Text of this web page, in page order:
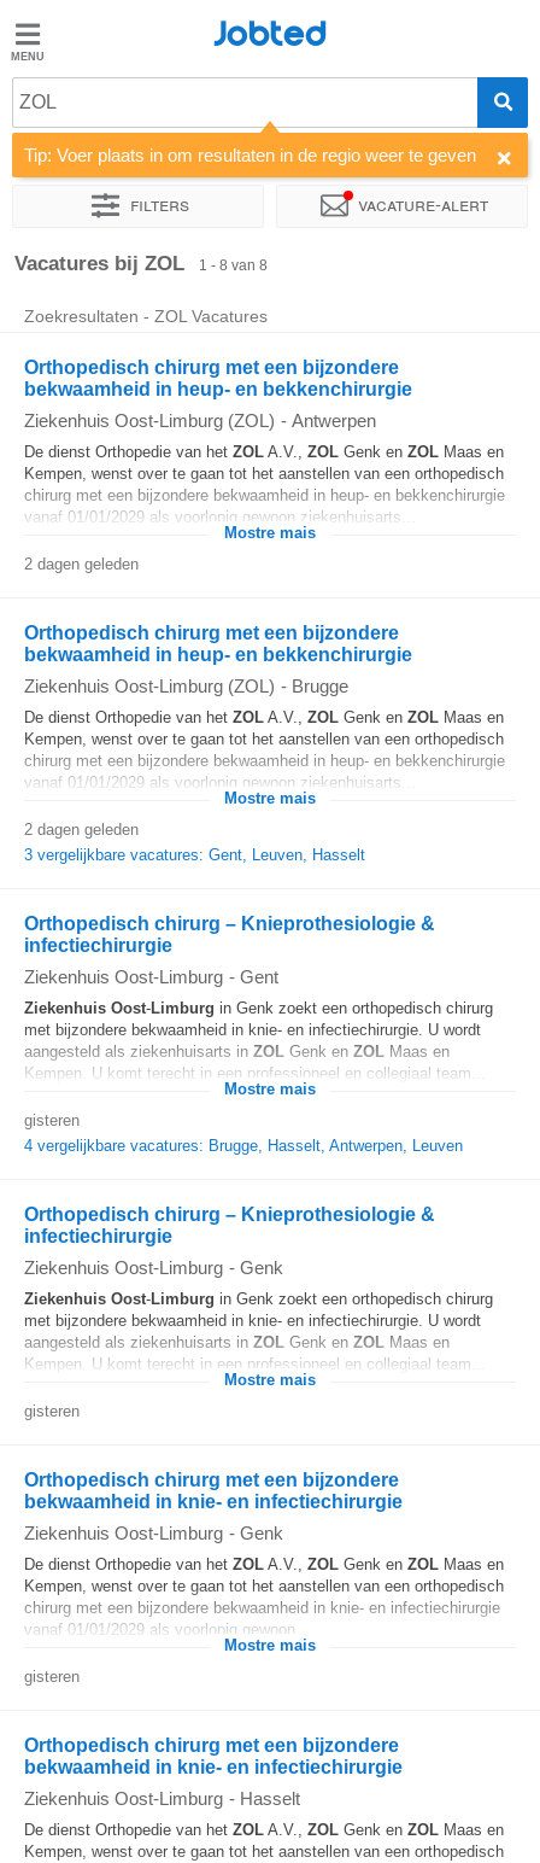
Jobted
Taal
fr
Jobted
ZOL
Tip: Voer plaats in om resultaten in de regio weer te geven
Filters Vacature-alert
Sorteer op Bedrijf
Vacatures bij ZOL 1 - 8 van 8
Zoekresultaten - ZOL Vacatures
Orthopedisch chirurg met een bijzondere
bekwaamheid in heup- en bekkenchirurgie
Ziekenhuis Oost-Limburg (ZOL) - Antwerpen
De dienst Orthopedie van het ZOL A.V., ZOL Genk en ZOL Maas en
Kempen, wenst over te gaan tot het aanstellen van een orthopedisch
chirurg met een bijzondere bekwaamheid in heup- en bekkenchirurgie
vanaf 01/01/2029 als voorlopig gewoon ziekenhuisarts...
Mostre mais
2 dagen geleden
Orthopedisch chirurg met een bijzondere
bekwaamheid in heup- en bekkenchirurgie
Ziekenhuis Oost-Limburg (ZOL) - Brugge
De dienst Orthopedie van het ZOL A.V., ZOL Genk en ZOL Maas en
Kempen, wenst over te gaan tot het aanstellen van een orthopedisch
chirurg met een bijzondere bekwaamheid in heup- en bekkenchirurgie
vanaf 01/01/2029 als voorlopig gewoon ziekenhuisarts...
Mostre mais
2 dagen geleden
3 vergelijkbare vacatures: Gent, Leuven, Hasselt
Orthopedisch chirurg – Knieprothesiologie &
infectiechirurgie
Ziekenhuis Oost-Limburg - Gent
Ziekenhuis Oost-Limburg in Genk zoekt een orthopedisch chirurg
met bijzondere bekwaamheid in knie- en infectiechirurgie. U wordt
aangesteld als ziekenhuisarts in ZOL Genk en ZOL Maas en
Kempen. U komt terecht in een professioneel en collegiaal team...
Mostre mais
gisteren
4 vergelijkbare vacatures: Brugge, Hasselt, Antwerpen, Leuven
Orthopedisch chirurg – Knieprothesiologie &
infectiechirurgie
Ziekenhuis Oost-Limburg - Genk
Ziekenhuis Oost-Limburg in Genk zoekt een orthopedisch chirurg
met bijzondere bekwaamheid in knie- en infectiechirurgie. U wordt
aangesteld als ziekenhuisarts in ZOL Genk en ZOL Maas en
Kempen. U komt terecht in een professioneel en collegiaal team...
Mostre mais
gisteren
Orthopedisch chirurg met een bijzondere
bekwaamheid in knie- en infectiechirurgie
Ziekenhuis Oost-Limburg - Genk
De dienst Orthopedie van het ZOL A.V., ZOL Genk en ZOL Maas en
Kempen, wenst over te gaan tot het aanstellen van een orthopedisch
chirurg met een bijzondere bekwaamheid in knie- en infectiechirurgie
vanaf 01/01/2029 als voorlopig gewoon...
Mostre mais
gisteren
Orthopedisch chirurg met een bijzondere
bekwaamheid in knie- en infectiechirurgie
Ziekenhuis Oost-Limburg - Hasselt
De dienst Orthopedie van het ZOL A.V., ZOL Genk en ZOL Maas en
Kempen, wenst over te gaan tot het aanstellen van een orthopedisch